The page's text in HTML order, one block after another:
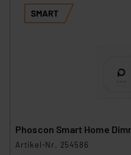
Artikel-Nr. 254586